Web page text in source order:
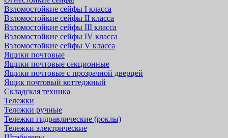
Взломостойкие сейфы I класса
Взломостойкие сейфы II класса
Взломостойкие сейфы III класса
Взломостойкие сейфы IV класса
Взломостойкие сейфы V класса
Ящики почтовые
Ящики почтовые секционные
Ящики почтовые с прозрачной дверцей
Ящик почтовый коттеджный
Складская техника
Тележки
Тележки ручные
Тележки гидравлические (роклы)
Тележки электрические